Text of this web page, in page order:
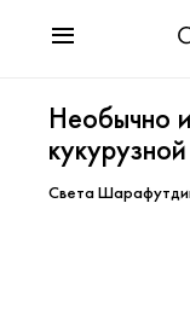
Мода
Звезды
Гороскопы
Необычно
Света